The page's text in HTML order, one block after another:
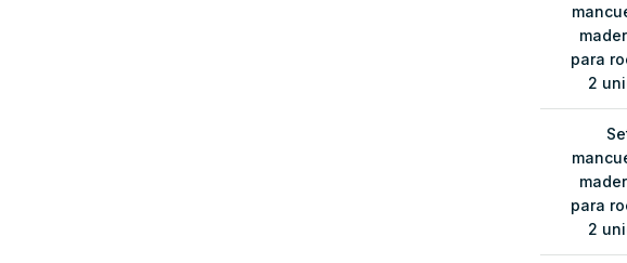
para
2
para
2